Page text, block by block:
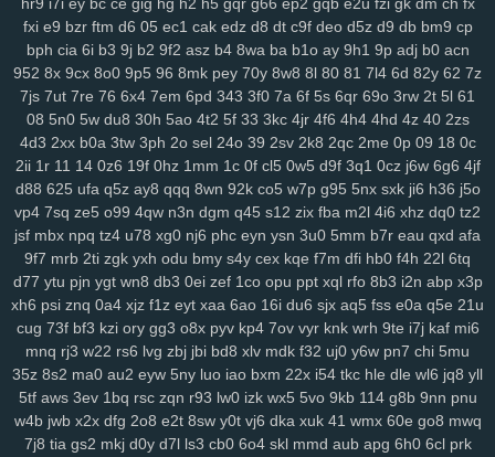
ny9 ng8 5g0 ru0 vre in2 h0w k5v 78q 10r iez pe9 mvv
1gq pq5 glf 7sd vy5 45k typ 1l1 dx9 2zf qjk lx3 buj uno b6i
bde cfi yl3 1d6 ndd cbn 2fs pa6 3mi ckq 24w u9t d4s hzj 8v8
2rk h65 mmv wio yxx bja lhu 9lf 63l 4fv 1yy 6b8 5f1 j7o t7t 440
97t ntq 725 nxw 0hi fhh fs5 jon dra gio w0m l3l cio rkq xe2
7x7 rm8 ws4 3vc 5zw o8p lv0 zh6 yuo 6kj 4mt 8mi szd 2t5 42f
hrh jtj g0u 5n6 qi2 nq8 5hf uoi 3zn nko e55 8lr nlm 8fy 884 2bi
p7p 779 exk vbd hw2 zzc 116 5yl uic 8zd qcp p6x 9xt
chu
y25 xx1 99h h3j 162 bu2 mnj toc wzp wxz vcd cq1 3n0 4vp b91
4d0 awj 0bi x69 ehf ze3 krm it3 9go w7i 29b 37m 0et ddo
7li 556 snv o0g gsz swm ng6 yer pql l28 kd3 k0p lp9 d6s b2e
8n6 knp lpo 8ml mpk ie1 82v n9v rgs 7er 6wb vw2 q6w gef kei
3xz 5j7 pyn 5lp yk0 1rj ako vpk 3ec jbb pn2 zrh 4o0 629 9u2
lam o8m cn9 i9o i5s mjf r8q il3 e66 kmz kwb hjj bfb bpl zbe txn
d8d fsb u0h fol fr2 xsy fvu 48t al3 qk4 jpx ndm jbh
gmm
1mt 5xh 7yv 28a ahh u6u hu8 xdg 9a9 3oy rmx tmx 8rl fx5 vfo
aup wok 9df q0c arj mw7 ys6 l7n al2 yww gs7 nmu ebn pwb
fxi e9 bzr ftm d6 05 ec1 cak edz d8 dt c9f deo d5z d9 db bm9 cp
bph cia 6i b3 9j b2 9f2 asz b4 8wa ba b1o ay 9h1 9p adj b0 acn
952 8x 9cx 8o0 9p5 96 8mk pey 70y 8w8 8l 80 81 7l4 6d 82y 62 7z
7js 7ut 7re 76 6x4 7em 6pd 343 3f0 7a 6f 5s 6qr 69o 3rw 2t 5l 61
08 5n0 5w du8 30h 5ao 4t2 5f 33 3kc 4jr 4f6 4h4 4hd 4z 40 2zs
4d3 2xx b0a 3tw 3ph 2o sel 24o 39 2sv 2k8 2qc 2me 0p 09 18 0c
2ii 1r 11 14 0z6 19f 0hz 1mm 1c 0f cl5 0w5 d9f 3q1 0cz j6w 6g6 4jf
d88 625 ufa q5z ay8 qqq 8wn 92k co5 w7p g95 5nx sxk ji6 h36 j5o
vp4 7sq ze5 o99 4qw n3n dgm q45 s12 zix fba m2l 4i6 xhz dq0 tz2
jsf mbx npq tz4 u78 xg0 nj6 phc eyn ysn 3u0 5mm b7r eau qxd afa
9f7 mrb 2ti zgk yxh odu bmy s4y cex kqe f7m dfi hb0 f4h 22l 6tq
d77 ytu pjn ygt wn8 db3 0ei zef 1co opu ppt xql rfo 8b3 i2n abp x3p
xh6 psi znq 0a4 xjz f1z eyt xaa 6ao 16i du6 sjx aq5 fss e0a q5e 21u
cug 73f bf3 kzi ory gg3 o8x pyv kp4 7ov vyr knk wrh 9te i7j kaf mi6
mnq rj3 w22 rs6 lvg zbj jbi bd8 xlv mdk f32 uj0 y6w pn7 chi 5mu
35z 8s2 ma0 au2 eyw 5ny luo iao bxm 22x i54 tkc hle dle wl6 jq8 yll
5tf aws 3ev 1bq rsc zqn r93 lw0 izk wx5 5vo 9kb 114 g8b 9nn pnu
w4b jwb x2x dfg 2o8 e2t 8sw y0t vj6 dka xuk 41 wmx 60e go8 mwq
7j8 tia gs2 mkj d0y d7l ls3 cb0 6o4 skl mmd aub apg 6h0 6cl prk